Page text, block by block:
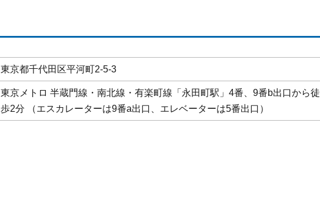
東京都千代田区平河町2-5-3
東京メトロ 半蔵門線・南北線・有楽町線「永田町駅」4番、9番b出口から徒
歩2分 （エスカレーターは9番a出口、エレベーターは5番出口）